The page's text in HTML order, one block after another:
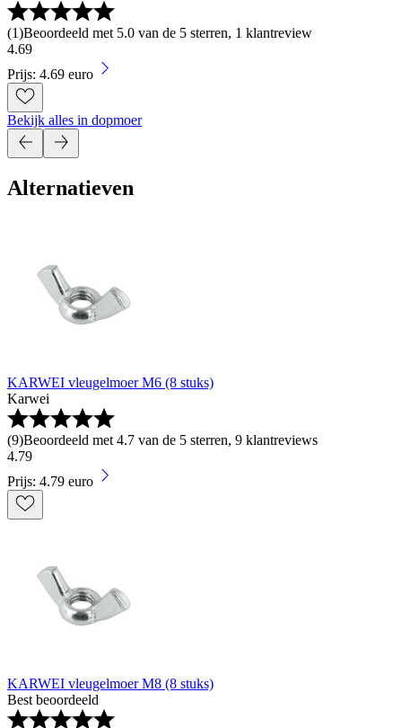
(1)Beoordeeld met 5.0 van de 5 sterren, 1 klantreview
4.69
Prijs: 4.69 euro
Bekijk alles in dopmoer
Alternatieven
KARWEI vleugelmoer M6 (8 stuks)
Karwei
(9)Beoordeeld met 4.7 van de 5 sterren, 9 klantreviews
4.79
Prijs: 4.79 euro
KARWEI vleugelmoer M8 (8 stuks)
Best beoordeeld